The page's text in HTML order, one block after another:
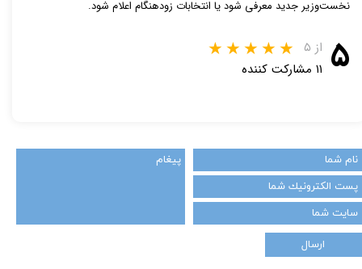
نخست‌وزیر جدید معرفی شود یا انتخابات زودهنگام اعلام شود.
۵ از ۵
۱۱ مشارکت کننده
ارسال